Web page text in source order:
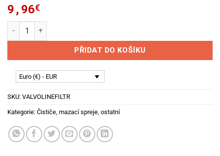
9,96€
Olej na vzduchové filtry množství
PŘIDAT DO KOŠÍKU
Euro (€) - EUR
SKU: VALVOLINEFILTR
Kategorie: Čističe, mazací spreje, ostatní